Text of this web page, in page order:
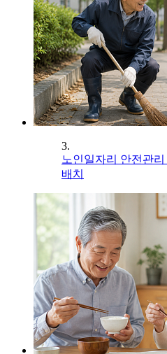
3.
노인일자리 안전관
배치